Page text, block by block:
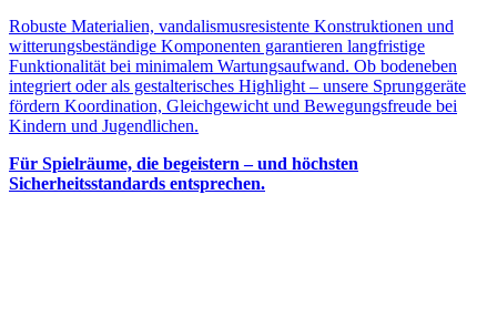
Robuste Materialien, vandalismusresistente Konstruktionen und
witterungsbeständige Komponenten garantieren langfristige
Funktionalität bei minimalem Wartungsaufwand. Ob bodeneben
integriert oder als gestalterisches Highlight – unsere Sprunggeräte
fördern Koordination, Gleichgewicht und Bewegungsfreude bei
Kindern und Jugendlichen.
Für Spielräume, die begeistern – und höchsten
Sicherheitsstandards entsprechen.